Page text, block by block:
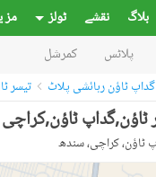
بلاگ نقشے ٹولز مز
پلاٹس کمرشل
گداپ ٹاؤن رہائشی پلاٹ تیسر